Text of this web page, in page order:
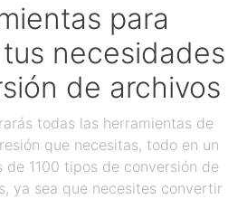
para
necesidades
de archivos
todas las herramientas de
que necesitas, todo en un
de 1100 tipos de conversión de
ya sea que necesites convertir